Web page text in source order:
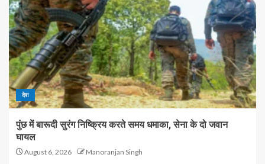
देश
पुंछ में बारूदी सुरंग निष्क्रिय करते समय धमाका, सेना के दो जवान
घायल
August 6, 2026 Manoranjan Singh